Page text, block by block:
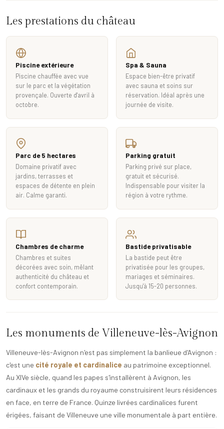
Les prestations du château
Piscine extérieure
Piscine chauffée avec vue
sur le parc et la végétation
provençale. Ouverte d'avril à
octobre.
Spa & Sauna
Espace bien-être privatif
avec sauna et soins sur
réservation. Idéal après une
journée de visite.
Parc de 5 hectares
Domaine privatif avec
jardins, terrasses et
espaces de détente en plein
air. Calme garanti.
Parking gratuit
Parking privé sur place,
gratuit et sécurisé.
Indispensable pour visiter la
région à votre rythme.
Chambres de charme
Chambres et suites
décorées avec soin, mêlant
authenticité du château et
confort contemporain.
Bastide privatisable
La bastide peut être
privatisée pour les groupes,
mariages et séminaires.
Jusqu'à 15-20 personnes.
Les monuments de Villeneuve-lès-Avignon
Villeneuve-lès-Avignon n'est pas simplement la banlieue d'Avignon :
c'est une cité royale et cardinalice au patrimoine exceptionnel.
Au XIVe siècle, quand les papes s'installèrent à Avignon, les
cardinaux et les grands du royaume construisirent leurs résidences
en face, en terre de France. Quinze livrées cardinalices furent
érigées, faisant de Villeneuve une ville monumentale à part entière.